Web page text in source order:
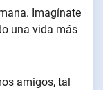
Imagínate
una vida más
amigos, tal